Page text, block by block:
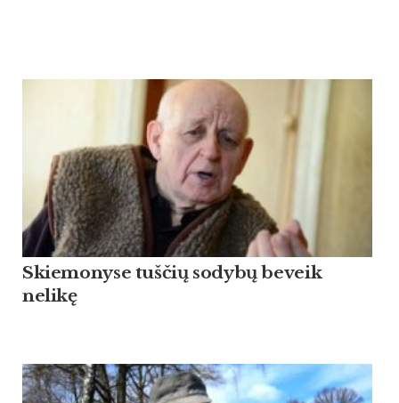
Skiemonyse tuščių sodybų beveik
nelikę